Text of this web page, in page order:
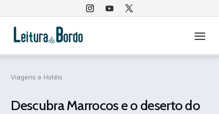
a
Viagens e Hotéis
Descubra Marrocos e o deserto do